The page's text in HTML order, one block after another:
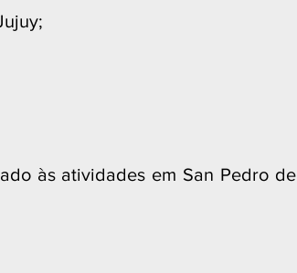
às atividades em San Pedro de